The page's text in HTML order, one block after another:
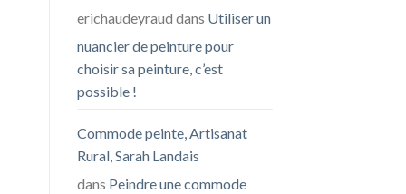
erichaudeyraud dans Utiliser un
nuancier de peinture pour
choisir sa peinture, c’est
possible !
Commode peinte, Artisanat
Rural, Sarah Landais
dans Peindre une commode